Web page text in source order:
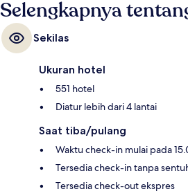
Selengkapnya
Sekilas
Ukuran hotel
551 hotel
Diatur lebih dari 4 lantai
Saat tiba/pulang
Waktu check-in mulai pada
Tersedia check-in tanpa
Tersedia check-out ekspres